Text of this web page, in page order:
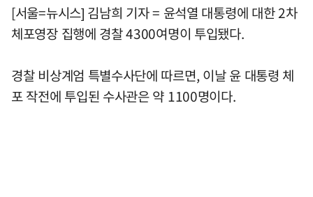
[서울=뉴시스] 김남희 기자 = 윤석열 대통령에 대한 2차
체포영장 집행에 경찰 4300여명이 투입됐다.
경찰 비상계엄 특별수사단에 따르면, 이날 윤 대통령 체
포 작전에 투입된 수사관은 약 1100명이다.